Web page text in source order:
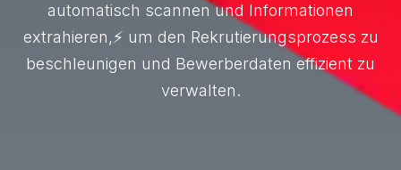
automatisch scannen und Informationen
extrahieren,⚡ um den Rekrutierungsprozess zu
beschleunigen und Bewerberdaten effizient zu
verwalten.